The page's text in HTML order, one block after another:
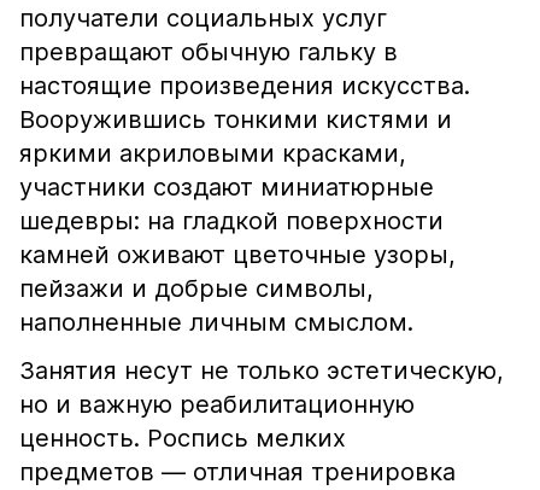
получатели социальных услуг
превращают обычную гальку в
настоящие произведения искусства.
Вооружившись тонкими кистями и
яркими акриловыми красками,
участники создают миниатюрные
шедевры: на гладкой поверхности
камней оживают цветочные узоры,
пейзажи и добрые символы,
наполненные личным смыслом.
Занятия несут не только эстетическую,
но и важную реабилитационную
ценность. Роспись мелких
предметов — отличная тренировка